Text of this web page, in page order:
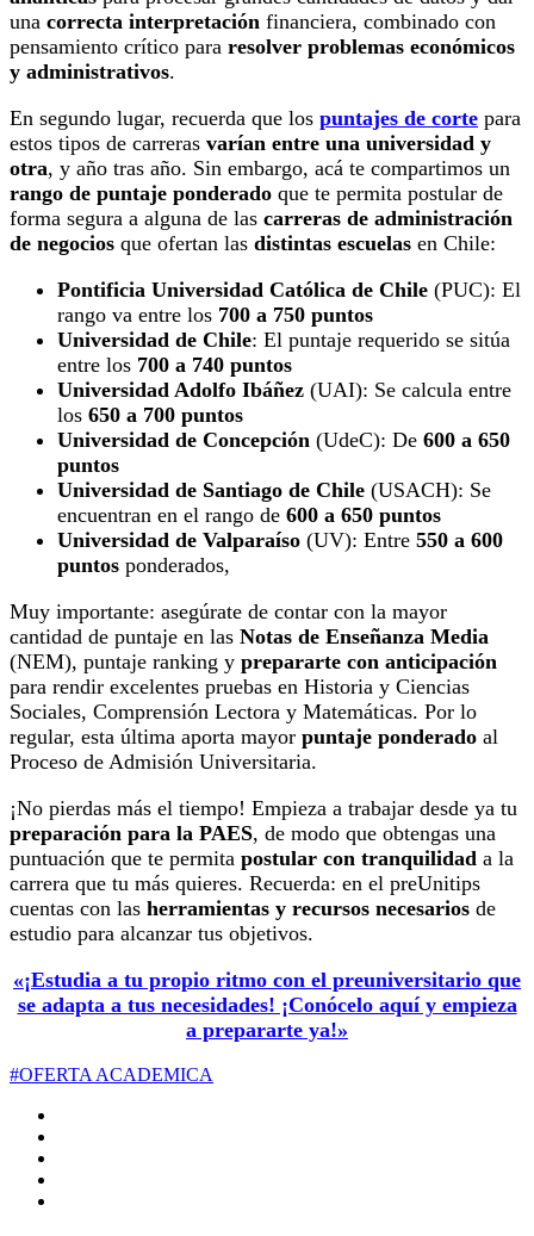
una correcta interpretación financiera, combinado con
pensamiento crítico para resolver problemas económicos
y administrativos.
En segundo lugar, recuerda que los puntajes de corte para
estos tipos de carreras varían entre una universidad y
otra, y año tras año. Sin embargo, acá te compartimos un
rango de puntaje ponderado que te permita postular de
forma segura a alguna de las carreras de administración
de negocios que ofertan las distintas escuelas en Chile:
Pontificia Universidad Católica de Chile (PUC): El
rango va entre los 700 a 750 puntos
Universidad de Chile: El puntaje requerido se sitúa
entre los 700 a 740 puntos
Universidad Adolfo Ibáñez (UAI): Se calcula entre
los 650 a 700 puntos
Universidad de Concepción (UdeC): De 600 a 650
puntos
Universidad de Santiago de Chile (USACH): Se
encuentran en el rango de 600 a 650 puntos
Universidad de Valparaíso (UV): Entre 550 a 600
puntos ponderados,
Muy importante: asegúrate de contar con la mayor
cantidad de puntaje en las Notas de Enseñanza Media
(NEM), puntaje ranking y prepararte con anticipación
para rendir excelentes pruebas en Historia y Ciencias
Sociales, Comprensión Lectora y Matemáticas. Por lo
regular, esta última aporta mayor puntaje ponderado al
Proceso de Admisión Universitaria.
¡No pierdas más el tiempo! Empieza a trabajar desde ya tu
preparación para la PAES, de modo que obtengas una
puntuación que te permita postular con tranquilidad a la
carrera que tu más quieres. Recuerda: en el preUnitips
cuentas con las herramientas y recursos necesarios de
estudio para alcanzar tus objetivos.
«¡Estudia a tu propio ritmo con el preuniversitario que
se adapta a tus necesidades! ¡Conócelo aquí y empieza
a prepararte ya!»
#OFERTA ACADEMICA